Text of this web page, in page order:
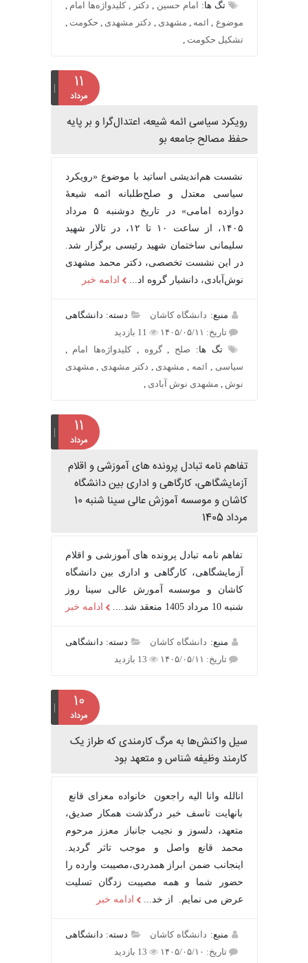
تگ ها: امام حسین,دکتر,کلیدواژه‌ها امام,
,ائمه, مشهدی,دکتر مشهدی,حکومت,
تشکیل حکومت,
مرداد
رویکرد سیاسی ائمه شیعه، اعتدال‌گرا و بر پایه
حفظ مصالح جامعه بو
نشست هم‌اندیشی اساتید با موضوع «رویکرد
سیاسی معتدل و صلح‌طلبانه ائمه شیعۀ
دوازده امامی» در تاریخ دوشنبه ۵ مرداد
۱۴۰۵، از ساعت ۱۰ تا ۱۲، در تالار شهید
سلیمانی ساختمان شهید رئیسی برگزار شد.
در این نشست تخصصی، دکتر محمد مشهدی
نوش‌آبادی، دانشیار گروه اد...
ادامه خبر
منبع:دانشگاه کاشان
دسته: دانشگاهی
تاریخ: ۱۴۰۵/۰۵/۱۱
11 بازدید
تگ ها:صلح,گروه ,کلیدواژه‌ها امام,
سیاسی,ائمه ,مشهدی,دکتر مشهدی,مشهدی
مشهدی نوش آبادی,
مرداد
تفاهم نامه تبادل پرونده‌ های آموزشی و اقلام
آزمایشگاهی، کارگاهی و اداری بین دانشگاه
کاشان و موسسه آموزش عالی سینا شنبه 10
تفاهم نامه تبادل پرونده‌ های آموزشی و اقلام
آزمایشگاهی، کارگاهی و اداری بین دانشگاه
کاشان و موسسه آموزش عالی سینا روز
ادامه خبر
منبع:دانشگاه کاشان
دسته: دانشگاهی
تاریخ: ۱۴۰۵/۰۵/۱۱
13 بازدید
مرداد
سیل واکنش‌ها به مرگ کارمندی که طراز یک
کارمند وظیفه شناس و متعهد بود
انالله وانا الیه راجعون خانواده معزای قانع
بانهایت تاسف خبر درگذشت همکار صدیق،
متعهد، دلسوز و نجیب جانباز معزز مرحوم
محمد قانع واصل و موجب تاثر گردید.
اینجانب ضمن ابراز همدردی،مصیبت وارده را
حضور شما و همه مصیبت زدگان تسلیت
عرض می نمایم. از خد...
ادامه خبر
منبع:دانشگاه کاشان
دسته: دانشگاهی
تاریخ: ۱۴۰۵/۰۵/۱۰
13 بازدید